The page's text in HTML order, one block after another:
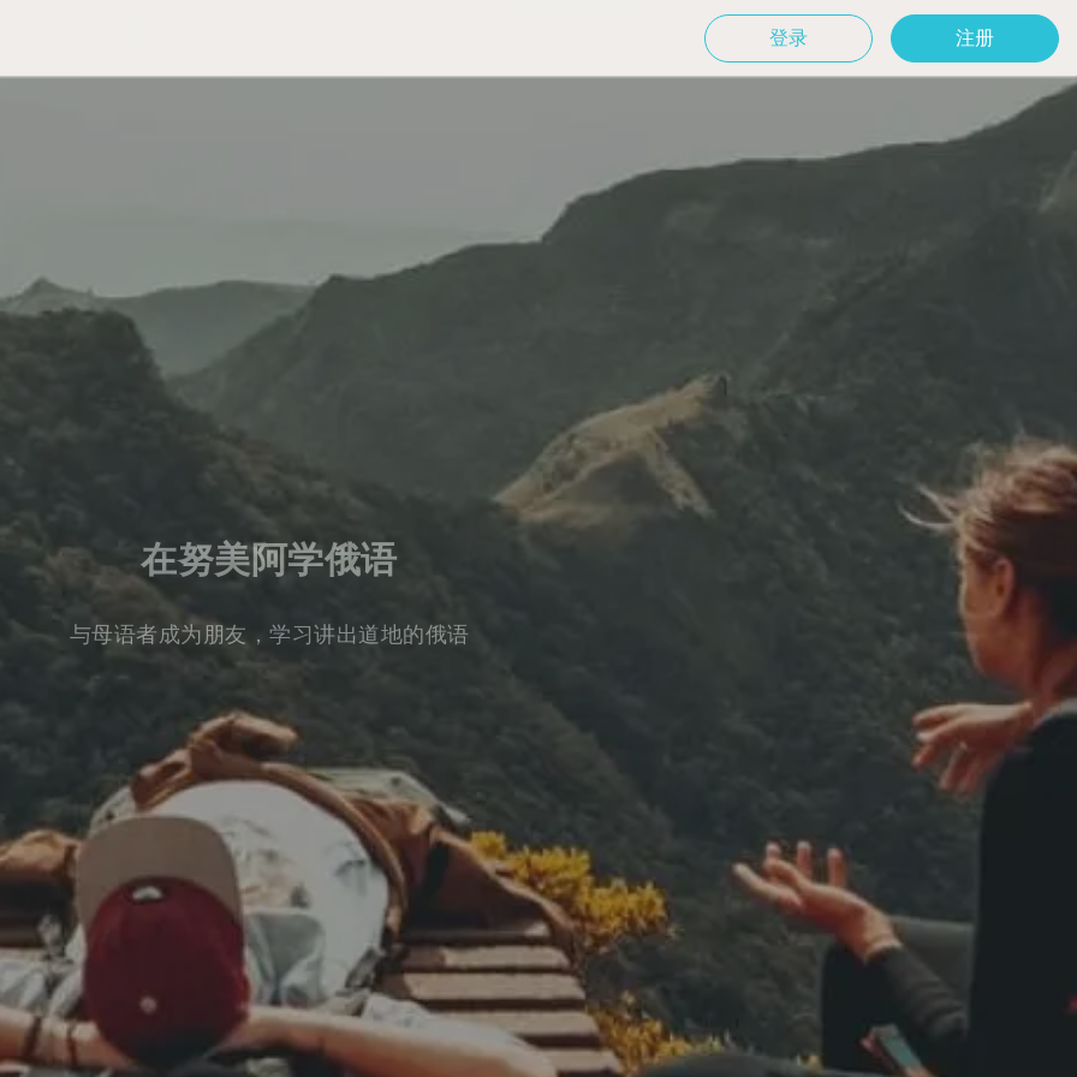
登录 注册
在努美阿学俄语
与母语者成为朋友，学习讲出道地的俄语